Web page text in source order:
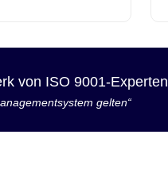
von ISO 9001-Experten
gelten“